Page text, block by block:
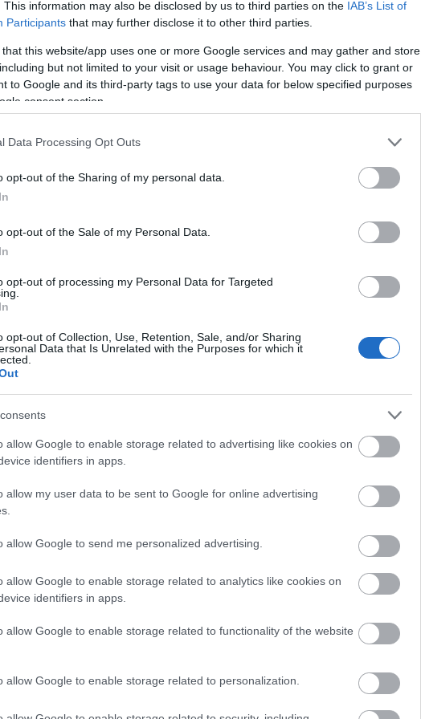
This information may also be disclosed by us to third parties on the IAB’s List of
Participants that may further disclose it to other third parties.
that this website/app uses one or more Google services and may gather and store
but not limited to your visit or usage behaviour. You may click to grant or
to Google and its third-party tags to use your data for below specified purposes
consent section.
Data Processing Opt Outs
opt-out of the Sharing of my personal data.
opt-out of the Sale of my Personal Data.
opt-out of processing my Personal Data for Targeted
opt-out of Collection, Use, Retention, Sale, and/or Sharing
Data that Is Unrelated with the Purposes for which it
allow Google to enable storage related to advertising like cookies on
identifiers in apps.
allow my user data to be sent to Google for online advertising
allow Google to send me personalized advertising.
allow Google to enable storage related to analytics like cookies on
identifiers in apps.
allow Google to enable storage related to functionality of the website
allow Google to enable storage related to personalization.
uniós ügyekkel még egy nagyhatalom
választókat jobbára hidegen hagyja a
a tusnádfürdői beszéd fordulatait
minthogy
konkrét célja van: jövő
szerezni az EB elnöki posztját.
neki ellent. Az ambícióra Tusnádfürdőn
amelyik az alkalmatlan elit elképeződése
szemben, hogy Magyarország kis
egy egész államszövetséget. Juncker jelenlegi
elődje Barroso meg Portugáliáé, ami szintén
után összeülő új Európai Parlament és a
posztjának elnyeréséhez 3 dolog kell:
a választást,
a Bizottság elnöki tisztségét a
spitzenkandidatja kapja.
emlékezni, Orbánt és Szájert május
rapporta, hogy még egy utolsó
feltételt, amellyel elkerülhetik a kizárást.
történt az ügyben semmi: Orbán preventív